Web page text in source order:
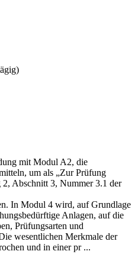
mit Modul A2, die
um als „Zur Prüfung
2, Abschnitt 3, Nummer 3.1 der
In Modul 4 wird, auf Grundlage
Anlagen, auf die
Prüfungsarten und
wesentlichen Merkmale der
und in einer pr ...